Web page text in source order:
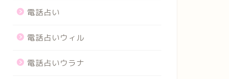
電話占い
電話占いウィル
電話占いウラナ